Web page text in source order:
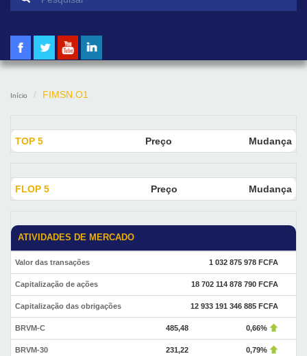
Formulário de pesquisa
Início FIMSN.O1
TOP 5 Preço Mudança
FLOP 5 Preço Mudança
ATIVIDADES DE MERCADO
Valor das transações 1 032 875 978 FCFA
Capitalização de ações 18 702 114 878 790 FCFA
Capitalização das obrigações 12 933 191 346 885 FCFA
BRVM-C 485,48 0,66%
BRVM-30 231,22 0,79%